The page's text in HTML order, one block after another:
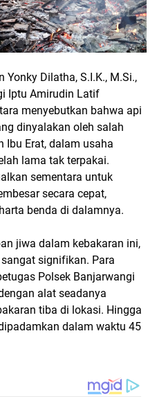
Yonky Dilatha, S.I.K., M.Si.,
Iptu Amirudin Latif
menyebutkan bahwa api
dinyalakan oleh salah
Ibu Erat, dalam usaha
lama tak terpakai.
sementara untuk
secara cepat,
benda di dalamnya.
jiwa dalam kebakaran ini,
signifikan. Para
Polsek Banjarwangi
alat seadanya
tiba di lokasi. Hingga
dalam waktu 45